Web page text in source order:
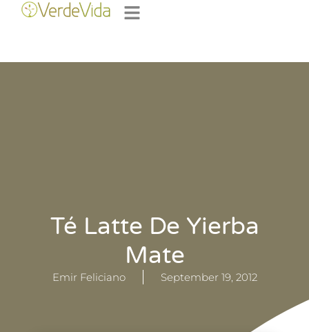
Té Latte De Yierba
Mate
Emir Feliciano September 19, 2012